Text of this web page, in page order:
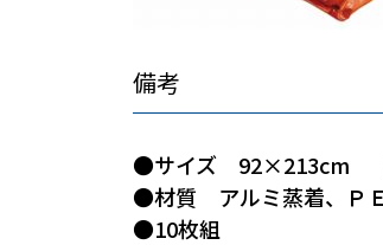
備考
●サイズ 92×213cm （
●材質 アルミ蒸着、ＰＥ
●10枚組